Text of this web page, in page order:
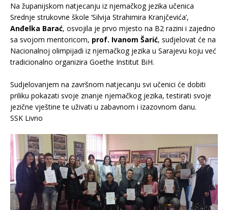
Na županijskom natjecanju iz njemačkog jezika učenica
Srednje strukovne škole ‘Silvija Strahimira Kranjčevića’,
Anđelka Barać, osvojila je prvo mjesto na B2 razini i zajedno
sa svojom mentoricom, prof. Ivanom Šarić, sudjelovat će na
Nacionalnoj olimpijadi iz njemačkog jezika u Sarajevu koju već
tradicionalno organizira Goethe Institut BiH.
Sudjelovanjem na završnom natjecanju svi učenici će dobiti
priliku pokazati svoje znanje njemačkog jezika, testirati svoje
jezične vještine te uživati u zabavnom i izazovnom danu.
SSK Livno